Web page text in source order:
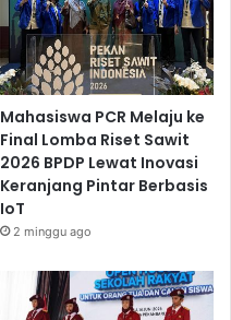
Mahasiswa PCR Melaju ke
Final Lomba Riset Sawit
2026 BPDP Lewat Inovasi
Keranjang Pintar Berbasis
IoT
2 minggu ago